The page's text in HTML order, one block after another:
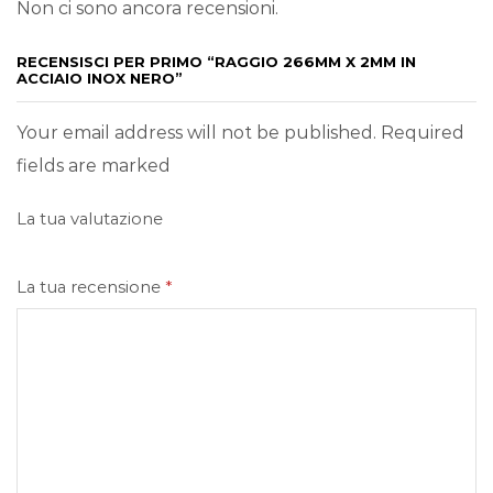
Non ci sono ancora recensioni.
RECENSISCI PER PRIMO “RAGGIO 266MM X 2MM IN
ACCIAIO INOX NERO”
Your email address will not be published. Required
fields are marked
La tua valutazione
La tua recensione *